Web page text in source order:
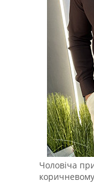
Чоловіча